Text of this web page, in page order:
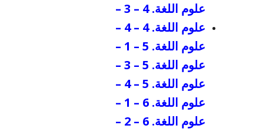
علوم اللغة. 4 – 3
–
علوم اللغة. 4 – 4
–
علوم اللغة. 5 – 1
–
علوم اللغة. 5 – 3
–
علوم اللغة. 5 – 4
–
علوم اللغة. 6 – 1
–
علوم اللغة. 6 – 2
–